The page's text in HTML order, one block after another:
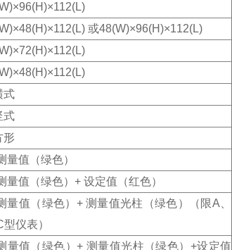
或48(W)×96(H)×112(L)
式
式
形
量值（绿色）
量值（绿色）+ 设定值（红色）
量值（绿色）+ 测量值光柱（绿色）（限A、
型仪表）
量值（绿色）+ 测量值光柱（绿色）+设定值